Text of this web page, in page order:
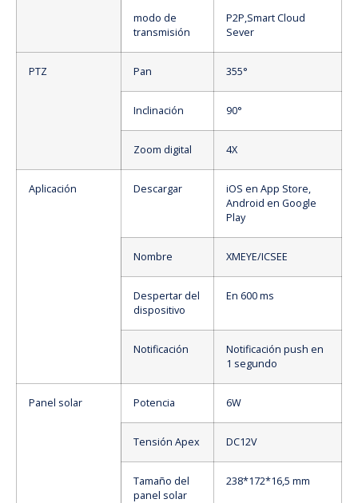
modo de
transmisión
P2P,Smart Cloud
Sever
PTZ Pan 355°
Inclinación 90°
Zoom digital 4X
Aplicación Descargar
iOS en App Store,
Android en Google
Play
Nombre XMEYE/ICSEE
Despertar del
dispositivo
En 600 ms
Notificación
Notificación push en
1 segundo
Panel solar Potencia 6W
Tensión Apex DC12V
Tamaño del
panel solar
238*172*16,5 mm